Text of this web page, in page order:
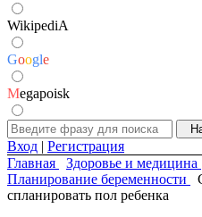
WikipediA
Google
Megapoisk
Вход | Регистрация
Главная
Здоровье и медицина
Планирование беременности
спланировать пол ребенка